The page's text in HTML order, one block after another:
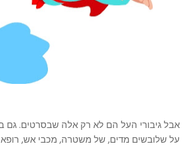
אבל גיבורי העל הם לא רק אלה שבסרטים. גם
על שלובשים מדים, של משטרה, מכבי אש,